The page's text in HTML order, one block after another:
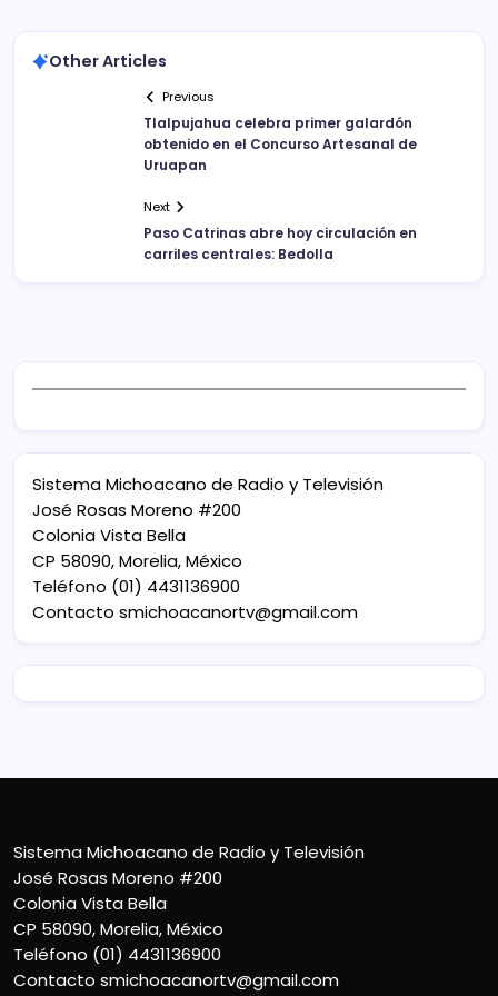
Other Articles
Previous
Tlalpujahua celebra primer galardón
obtenido en el Concurso Artesanal de
Uruapan
Next
Paso Catrinas abre hoy circulación en
carriles centrales: Bedolla
Sistema Michoacano de Radio y Televisión
José Rosas Moreno #200
Colonia Vista Bella
CP 58090, Morelia, México
Teléfono (01) 4431136900
Contacto smichoacanortv@gmail.com
Sistema Michoacano de Radio y Televisión
José Rosas Moreno #200
Colonia Vista Bella
CP 58090, Morelia, México
Teléfono (01) 4431136900
Contacto smichoacanortv@gmail.com